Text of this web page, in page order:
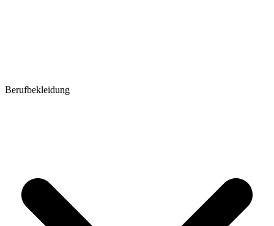
Berufbekleidung